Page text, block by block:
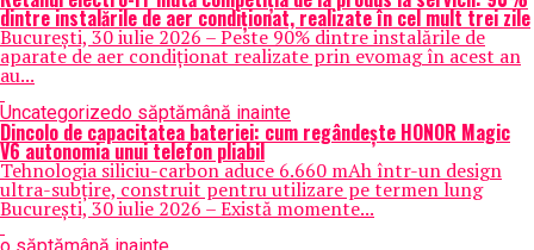
dintre instalările de aer condiționat, realizate în cel mult trei zile
București, 30 iulie 2026 – Peste 90% dintre instalările de
aparate de aer condiționat realizate prin evomag în acest an
au...
Uncategorizedo săptămână inainte
Dincolo de capacitatea bateriei: cum regândește HONOR Magic
V6 autonomia unui telefon pliabil
Tehnologia siliciu-carbon aduce 6.660 mAh într-un design
ultra-subțire, construit pentru utilizare pe termen lung
București, 30 iulie 2026 – Există momente...